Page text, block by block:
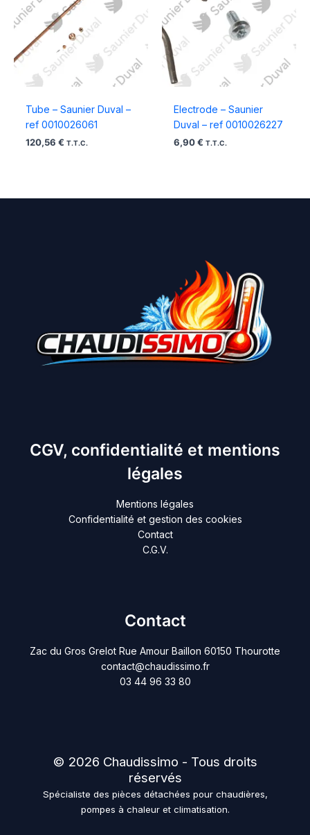
Tube – Saunier Duval –
ref 0010026061
120,56 € T.T.C.
Electrode – Saunier
Duval – ref 0010026227
6,90 € T.T.C.
CGV, confidentialité et mentions
légales
Mentions légales
Confidentialité et gestion des cookies
Contact
C.G.V.
Contact
Zac du Gros Grelot Rue Amour Baillon 60150 Thourotte
contact@chaudissimo.fr
03 44 96 33 80
© 2026 Chaudissimo - Tous droits
réservés
Spécialiste des pièces détachées pour chaudières,
pompes à chaleur et climatisation.